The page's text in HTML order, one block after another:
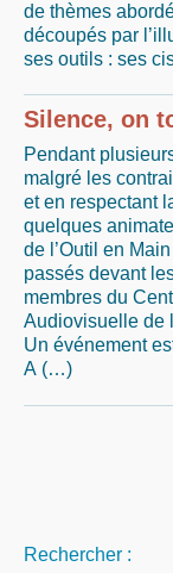
de thèmes
découpés par
ses outils : ses
Silence, on
Pendant
malgré les
et en respectant
quelques
de l’Outil en
passés devant
membres du
Audiovisuelle de
Un événement
A (…)
Rechercher :